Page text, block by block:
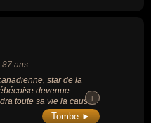
87 ans
star de la
devenue
toute sa vie la cause
de l’indépendance de
+
+
Tombe ►